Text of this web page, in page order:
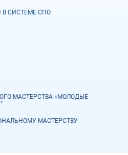
СИСТЕМЕ СПО
МАСТЕРСТВА «МОЛОДЫЕ
МАСТЕРСТВУ